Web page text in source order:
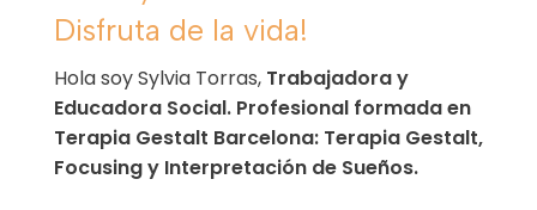
Disfruta de la vida!
Hola soy Sylvia Torras, Trabajadora y
Educadora Social. Profesional formada en
Terapia Gestalt Barcelona: Terapia Gestalt,
Focusing y Interpretación de Sueños.